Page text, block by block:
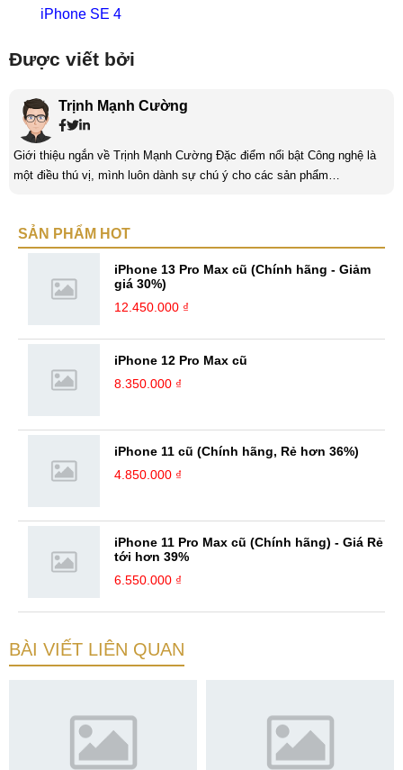
iPhone SE 4
Được viết bởi
Trịnh Mạnh Cường
Giới thiệu ngắn về Trịnh Mạnh Cường Đặc điểm nổi bật Công nghệ là
một điều thú vị, mình luôn dành sự chú ý cho các sản phẩm
hiểu biết mới mẻ và thú vị. Tinh thần tự giác và sự chuyên nghiệp là
SẢN PHẨM HOT
iPhone 13 Pro Max cũ (Chính hãng - Giảm
giá 30%)
12.450.000 ₫
iPhone 12 Pro Max cũ
8.350.000 ₫
iPhone 11 cũ (Chính hãng, Rẻ hơn 36%)
4.850.000 ₫
iPhone 11 Pro Max cũ (Chính hãng) - Giá Rẻ
tới hơn 39%
6.550.000 ₫
BÀI VIẾT LIÊN QUAN